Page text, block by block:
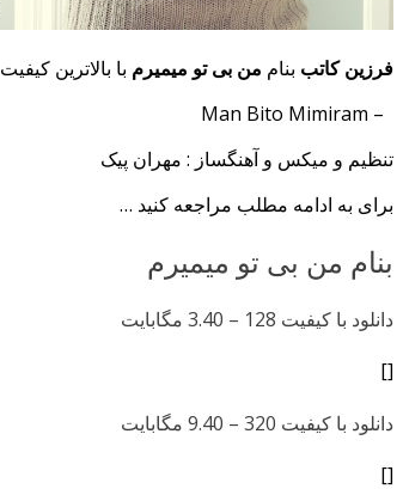
فرزین کاتب بنام من بی تو میمیرم با بالاترین کیفیت
– Man Bito Mimiram
تنظیم و میکس و آهنگساز : مهران پیک
برای به ادامه مطلب مراجعه کنید …
بنام من بی تو میمیرم
دانلود با کیفیت 128 –
3.40 مگابایت
[]
دانلود با کیفیت 320 –
9.40 مگابایت
[]